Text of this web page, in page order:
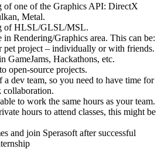
of one of the Graphics API: DirectX
Metal.
of HLSL/GLSL/MSL.
Rendering/Graphics area. This can be:
pet project – individually or with friends.
GameJams, Hackathons, etc.
open-source projects.
dev team, so you need to have time for
collaboration.
to work the same hours as your team.
hours to attend classes, this might be
and join Sperasoft after successful